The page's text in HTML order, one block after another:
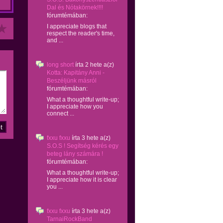
Dal és Nótakörnek!!!!
fórumtémában:
I appreciate blogs that
respect the reader's time,
and ...
long short írta 2 hete a(z)
Kotta: Kapitány Anni -
Beszéljünk másról
fórumtémában:
What a thoughtful write-up;
I appreciate how you
connect ...
fxxu fxxu írta 3 hete a(z)
S.O.S ! Segítség kérés egy
beteg lány számára !
fórumtémában:
What a thoughtful write-up;
I appreciate how it is clear
you ...
fxxu fxxu írta 3 hete a(z)
TarnaiRockBand